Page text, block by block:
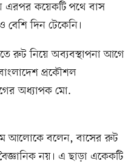
এরপর কয়েকটি পথে বাস
বেশি দিন টেকেনি।
রুট নিয়ে অব্যবস্থাপনা আগে
প্রকৌশল
অধ্যাপক মো.
আলোকে বলেন, বাসের রুট
নয়। এ ছাড়া একেকটি